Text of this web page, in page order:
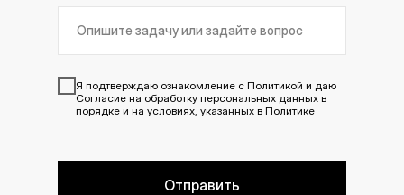
Я подтверждаю ознакомление с Политикой и даю
Согласие на обработку персональных данных в
порядке и на условиях, указанных в Политике
Отправить